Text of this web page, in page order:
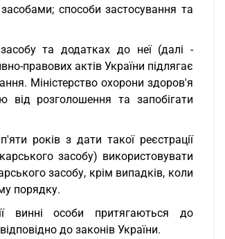
способи застосування та
та додатках до неї (далі -
правових актів України підлягає
Міністерство охорони здоров'я
від розголошення та запобігати
років з дати такої реєстрації
засобу) використовувати
засобу, крім випадків, коли
порядку.
винні особи притягаються до
до законів України.